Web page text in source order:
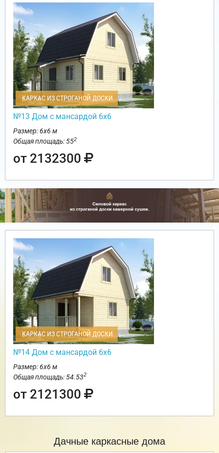
КАРКАС ИЗ СТРОГАНОЙ ДОСКИ
№13 Дом с мансардой 6х6
Размер: 6х6 м
Общая площадь: 552
от 2132300
КАРКАС ИЗ СТРОГАНОЙ ДОСКИ
№14 Дом с мансардой 6х6
Размер: 6х6 м
Общая площадь: 54.532
от 2121300
Дачные каркасные дома